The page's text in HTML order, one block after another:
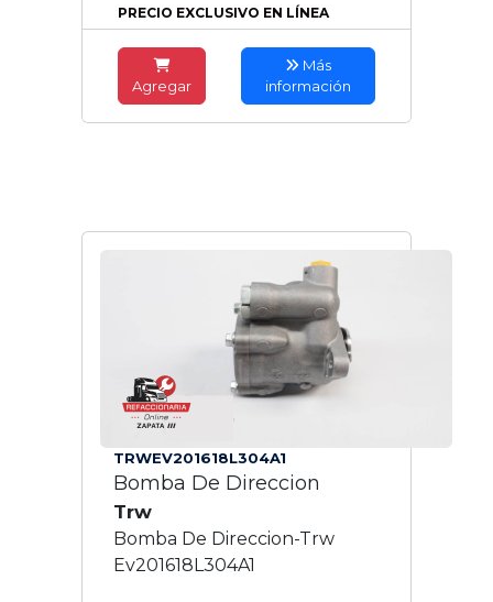
PRECIO EXCLUSIVO EN LÍNEA
Agregar
Más
información
TRWEV201618L304A1
Bomba De Direccion
Trw
Bomba De Direccion-Trw
Ev201618L304A1